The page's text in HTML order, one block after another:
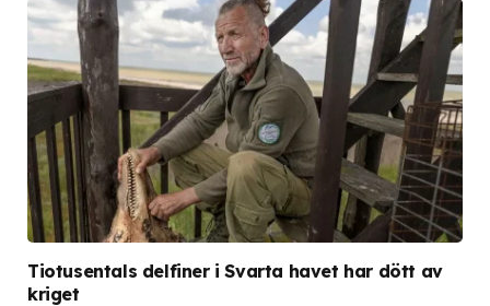
Tiotusentals delfiner i Svarta havet har dött av
kriget